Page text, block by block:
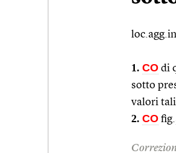
1. CO di
sotto
valori
2. CO fig.